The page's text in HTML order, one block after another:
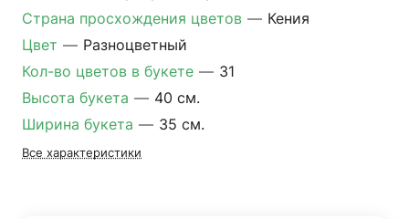
Страна просхождения цветов — Кения
Цвет — Разноцветный
Кол-во цветов в букете — 31
Высота букета — 40 см.
Ширина букета — 35 см.
Все характеристики